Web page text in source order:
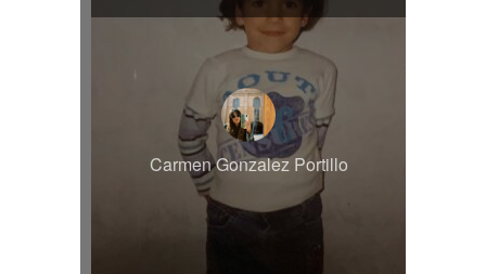
Carmen Gonzalez Portillo